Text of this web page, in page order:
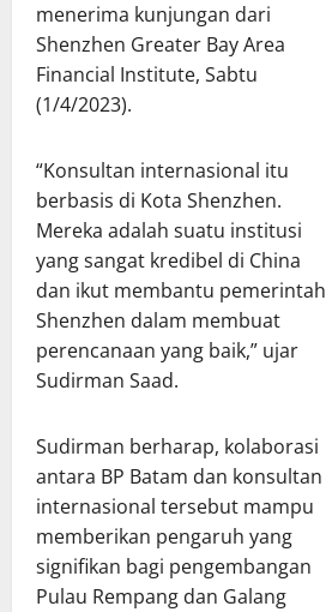
menerima kunjungan dari
Shenzhen Greater Bay Area
Financial Institute, Sabtu
(1/4/2023).
“Konsultan internasional itu
berbasis di Kota Shenzhen.
Mereka adalah suatu institusi
yang sangat kredibel di China
dan ikut membantu pemerintah
Shenzhen dalam membuat
perencanaan yang baik,” ujar
Sudirman Saad.
Sudirman berharap, kolaborasi
antara BP Batam dan konsultan
internasional tersebut mampu
memberikan pengaruh yang
signifikan bagi pengembangan
Pulau Rempang dan Galang